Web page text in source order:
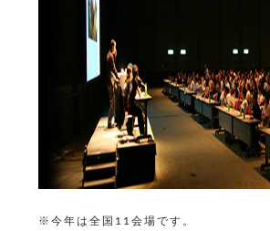
※今年は全国11会場です。